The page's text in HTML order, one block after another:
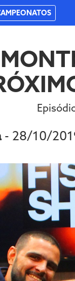
- 28/10/